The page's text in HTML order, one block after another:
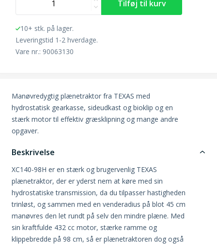
10+ stk. på lager.
Leveringstid 1-2 hverdage.
Vare nr.: 90063130
Manøvredygtig plænetraktor fra TEXAS med
hydrostatisk gearkasse, sideudkast og bioklip og en
stærk motor til effektiv græsklipning og mange andre
opgaver.
Beskrivelse
XC140-98H er en stærk og brugervenlig TEXAS
plænetraktor, der er yderst nem at køre med sin
hydrostatiske transmission, da du tilpasser hastigheden
trinløst, og sammen med en venderadius på blot 45 cm
manøvres den let rundt på selv den mindre plæne. Med
sin kraftfulde 432 cc motor, stærke ramme og
klippebredde på 98 cm, så er plænetraktoren dog også